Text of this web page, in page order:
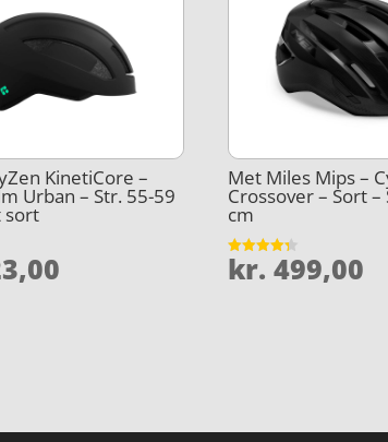
KinetiCore –
Urban – Str. 55-59
sort
Met Miles Mips –
Crossover – Sort –
cm
Vurderet
4.3
kr. 499,00